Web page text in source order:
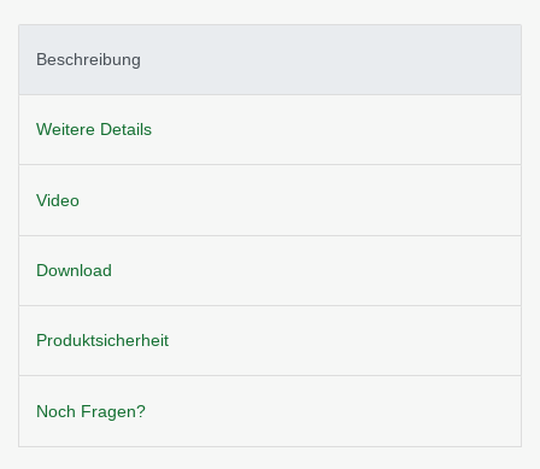
Beschreibung
Weitere Details
Video
Download
Produktsicherheit
Noch Fragen?